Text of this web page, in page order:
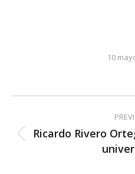
10
navigation
Ricardo Rivero